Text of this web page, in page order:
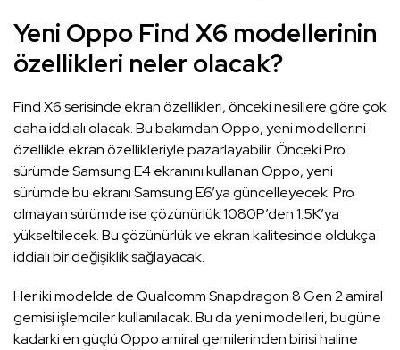
Yeni Oppo Find X6 modellerinin
özellikleri neler olacak?
Find X6 serisinde ekran özellikleri, önceki nesillere göre çok
daha iddialı olacak. Bu bakımdan Oppo, yeni modellerini
özellikle ekran özellikleriyle pazarlayabilir. Önceki Pro
sürümde Samsung E4 ekranını kullanan Oppo, yeni
sürümde bu ekranı Samsung E6’ya güncelleyecek. Pro
olmayan sürümde ise çözünürlük 1080P’den 1.5K’ya
yükseltilecek. Bu çözünürlük ve ekran kalitesinde oldukça
iddialı bir değişiklik sağlayacak.
Her iki modelde de Qualcomm Snapdragon 8 Gen 2 amiral
gemisi işlemciler kullanılacak. Bu da yeni modelleri, bugüne
kadarki en güçlü Oppo amiral gemilerinden birisi haline